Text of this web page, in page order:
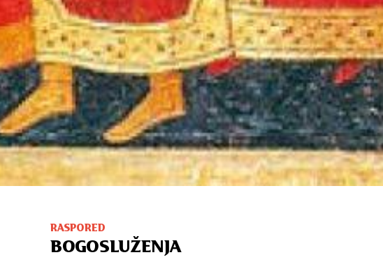
RASPORED
BOGOSLUŽENJA